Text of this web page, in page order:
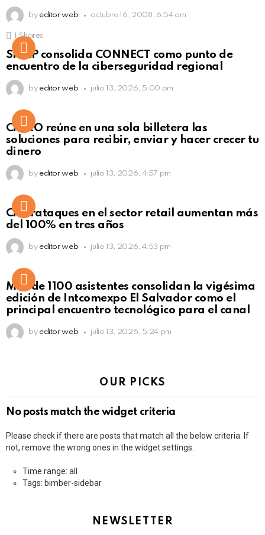
by editor web octubre 16, 2008, 6:54 am
Click to view this post
Shares
SISAP consolida CONNECT como punto de
encuentro de la ciberseguridad regional
by editor web julio 13, 2026, 5:00 pm
Not Safe For Work
Click to view this post
CiNKO reúne en una sola billetera las
soluciones para recibir, enviar y hacer crecer tu
dinero
by editor web julio 13, 2026, 4:57 pm
Ciberataques en el sector retail aumentan más
del 100% en tres años
by editor web julio 13, 2026, 4:53 pm
Más de 1100 asistentes consolidan la vigésima
edición de Intcomexpo El Salvador como el
principal encuentro tecnológico para el canal
by editor web julio 13, 2026, 5:24 pm
OUR PICKS
No posts match the widget criteria
Please check if there are posts that match all the below criteria. If
not, remove the wrong ones in the widget settings.
Time range: all
Tags: bimber-sidebar
NEWSLETTER